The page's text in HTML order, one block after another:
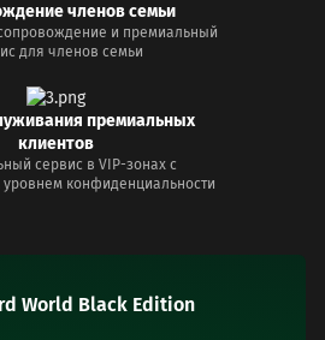
членов семьи
и премиальный
для членов семьи
премиальных
клиентов
сервис в VIP-зонах с
конфиденциальности
World Black Edition